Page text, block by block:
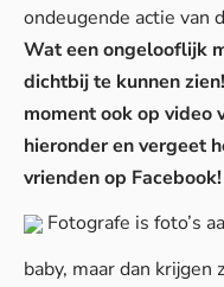
ondeugende actie van
Wat een ongelooflijk
dichtbij te kunnen
moment ook op video
hieronder en vergeet
vrienden op Facebook!
Fotografe is foto’s
baby, maar dan krijgen